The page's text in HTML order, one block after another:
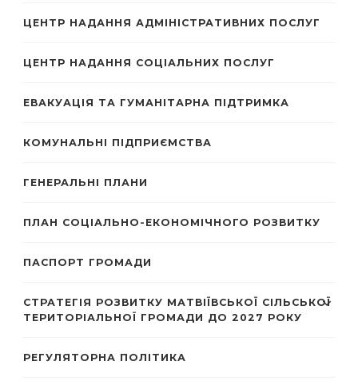
ЦЕНТР НАДАННЯ АДМІНІСТРАТИВНИХ ПОСЛУГ
ЦЕНТР НАДАННЯ СОЦІАЛЬНИХ ПОСЛУГ
ЕВАКУАЦІЯ ТА ГУМАНІТАРНА ПІДТРИМКА
КОМУНАЛЬНІ ПІДПРИЄМСТВА
ГЕНЕРАЛЬНІ ПЛАНИ
ПЛАН СОЦІАЛЬНО-ЕКОНОМІЧНОГО РОЗВИТКУ
ПАСПОРТ ГРОМАДИ
СТРАТЕГІЯ РОЗВИТКУ МАТВІЇВСЬКОЇ СІЛЬСЬКОЇ
ТЕРИТОРІАЛЬНОЇ ГРОМАДИ ДО 2027 РОКУ
РЕГУЛЯТОРНА ПОЛІТИКА